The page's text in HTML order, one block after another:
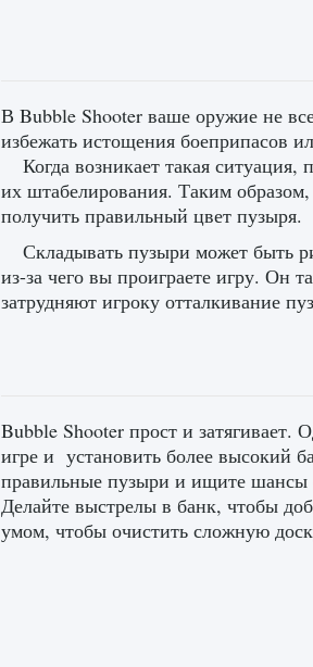
В Bubble Shooter ваше оружие не
избежать истощения боеприпасов
Когда возникает такая
их штабелирования. Таким
получить правильный цвет пузыря.
Складывать пузыри может быть
из-за чего вы проиграете игру. Он
затрудняют игроку отталкивание
Bubble Shooter прост и
игре и установить более высокий
правильные пузыри и ищите шансы
Делайте выстрелы в банк, чтобы
умом, чтобы очистить сложную